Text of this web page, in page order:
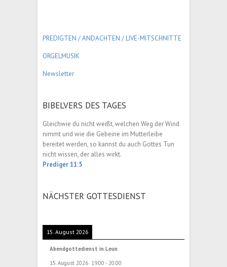
PREDIGTEN / ANDACHTEN / LIVE-MITSCHNITTE
ORGELMUSIK
Newsletter
BIBELVERS DES TAGES
Gleichwie du nicht weißt, welchen Weg der Wind
nimmt und wie die Gebeine im Mutterleibe
bereitet werden, so kannst du auch Gottes Tun
nicht wissen, der alles wirkt.
Prediger 11:5
NÄCHSTER GOTTESDIENST
15. August 2026
Abendgottedienst in Leun
15. August 2026 19:00 - 20:00